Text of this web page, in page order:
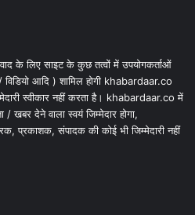
के लिए साइट के कुछ तत्वों में उपयोगकर्ताओं
/ विडियो आदि ) शामिल होगी khabardaar.co
स्वीकार नहीं करता है। khabardaar.co में
/ खबर देने वाला स्वयं जिम्मेदार होगा,
प्रकाशक, संपादक की कोई भी जिम्मेदारी नहीं